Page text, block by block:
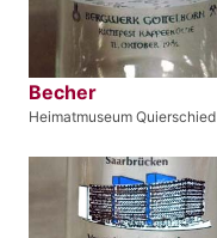
Becher
Heimatmuseum Quierschied